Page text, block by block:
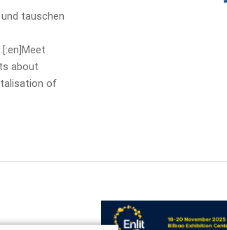
tauschen
about
of